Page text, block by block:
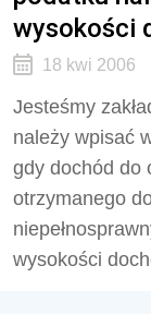
wysokości
18 kwi 2006
Jesteśmy
należy wpisać
gdy dochód do
otrzymanego
wysokości